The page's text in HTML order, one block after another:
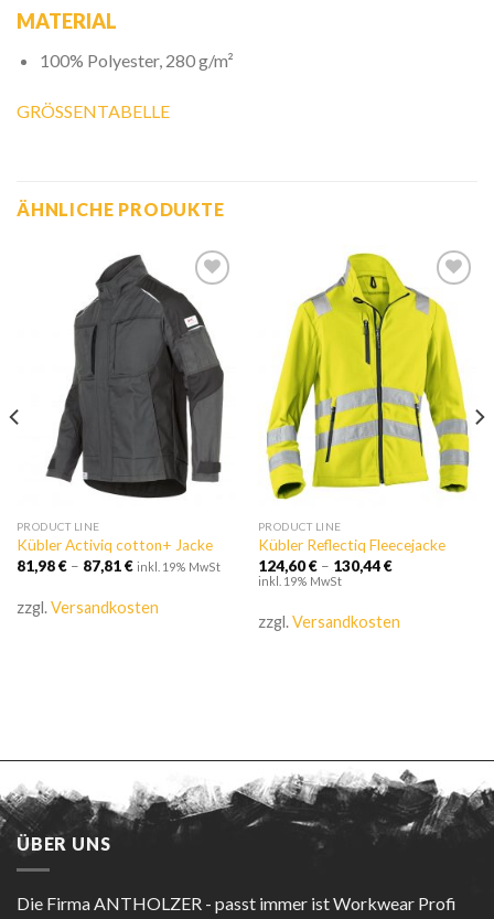
MATERIAL
100% Polyester, 280 g/m²
GRÖSSENTABELLE
ÄHNLICHE PRODUKTE
Zur
Wunschliste
hinzufügen
PRODUCT LINE
Kübler Activiq cotton+ Jacke
81,98€– 87,81€ inkl. 19% MwSt
zzgl.Versandkosten
Zur
Wunschliste
hinzufügen
PRODUCT LINE
Kübler Reflectiq Fleecejacke
124,60€– 130,44€
inkl. 19% MwSt
zzgl.Versandkosten
ÜBER UNS
Die FirmaANTHOLZER - passt immer ist Workwear Profi